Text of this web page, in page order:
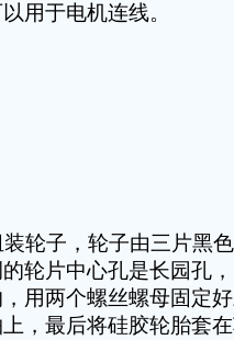
用于电机连线。
轮子，轮子由三片黑
轮片中心孔是长园孔
用两个螺丝螺母固定
，最后将硅胶轮胎套